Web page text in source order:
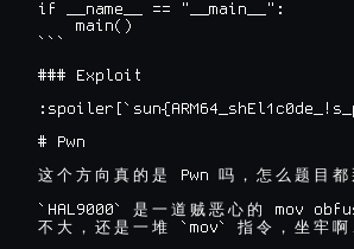
if __name__ == "__main__":
    main()
```
### Exploit
# Pwn
这 个 方 向 真 的 是 Pwn 吗 ， 怎 么 题 目 都
`HAL9000` 是 一 道 贼 恶 心 的 mov
不 大 ， 还 是 一 堆 `mov` 指 令 ， 坐 牢 啊